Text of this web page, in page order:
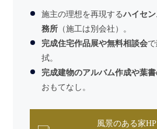
施主の理想を再現するハイセ
務所 （施工は別会社）。
完成住宅作品展や無料相談会
拭。
完成建物のアルバム作成や葉
おもてなし。
風景のある家